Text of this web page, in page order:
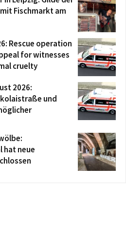
Fischmarkt am
Rescue operation
for witnesses
cruelty
2026:
und
hat neue